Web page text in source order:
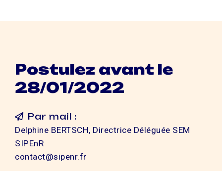
Postulez avant le
28/01/2022
Par mail :
Delphine BERTSCH, Directrice Déléguée SEM
SIPEnR
contact@sipenr.fr